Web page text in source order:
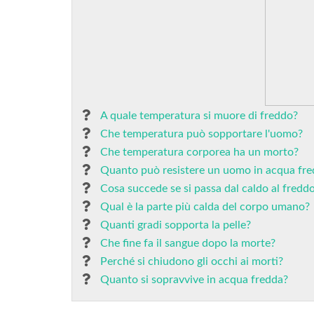
A quale temperatura si muore di freddo?
Che temperatura può sopportare l'uomo?
Che temperatura corporea ha un morto?
Quanto può resistere un uomo in acqua
Cosa succede se si passa dal caldo al
Qual è la parte più calda del corpo umano?
Quanti gradi sopporta la pelle?
Che fine fa il sangue dopo la morte?
Perché si chiudono gli occhi ai morti?
Quanto si sopravvive in acqua fredda?